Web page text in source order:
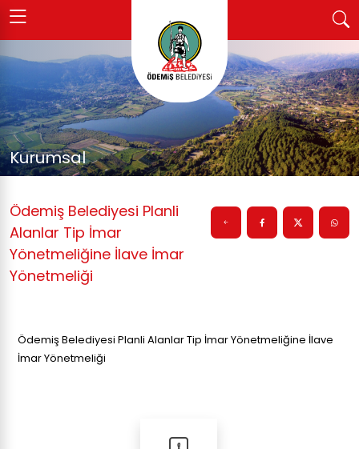
Kurumsal
Ödemiş Belediyesi Planli
Alanlar Tip İmar
Yönetmeliğine İlave İmar
Yönetmeliği
Ödemiş Belediyesi Planli Alanlar Tip İmar Yönetmeliğine İlave
İmar Yönetmeliği